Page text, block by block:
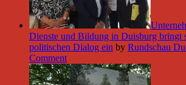
Dienste und Bildung in Duisburg bringt
politischen Dialog ein by Rundschau
Comment